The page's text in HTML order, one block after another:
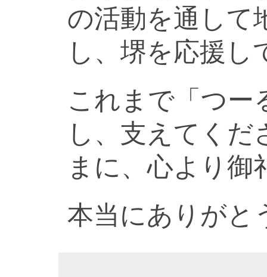
の活動を通して
し、堺を応援し
これまで「つー
し、支えてく
まに、心より御
本当にありがと